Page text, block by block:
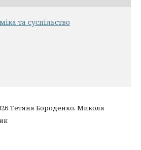
та суспільство
Тетяна Бороденко, Микола